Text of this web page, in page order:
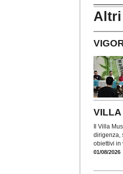
Altri
Il Villa
dirigenza,
obiettivi in
01/08/2026